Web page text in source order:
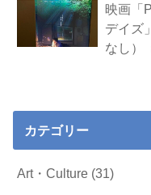
映画「
デイズ
なし）
カテゴリー
Art・Culture (31)